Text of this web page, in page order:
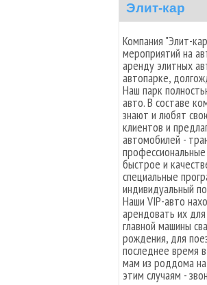
Элит-кар
Компания "Элит-
мероприятий на
аренду элитных
автопарке,
Наш парк
авто. В составе
знают и любят
клиентов и
автомобилей -
быстрое и
специальные
индивидуальный
Наши VIP-авто
арендовать их
главной машины
рождения, для
последнее время
мам из роддома
этим случаям -